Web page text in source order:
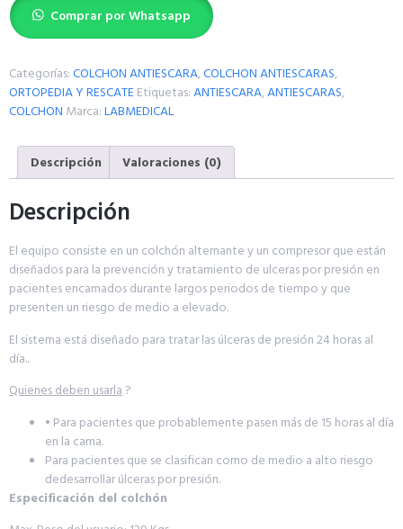
Comprar por Whatsapp
Categorías:COLCHON ANTIESCARA,COLCHON ANTIESCARAS,
ORTOPEDIA Y RESCATE Etiquetas:ANTIESCARA,ANTIESCARAS,
COLCHON Marca:LABMEDICAL
Descripción Valoraciones (0)
Descripción
El equipo consiste en un colchón alternante y un compresor que están
diseñados para la prevención y tratamiento de ulceras por presión en
pacientes encamados durante largos periodos de tiempo y que
presenten un riesgo de medio a elevado.
El sistema está diseñado para tratar las úlceras de presión 24 horas al
día..
Quienes deben usarla?
• Para pacientes que probablemente pasen más de 15 horas al día
en la cama.
Para pacientes que se clasifican como de medio a alto riesgo
dedesarrollar úlceras por presión.
Especificación del colchón